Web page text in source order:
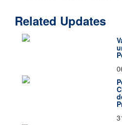
Related Updates